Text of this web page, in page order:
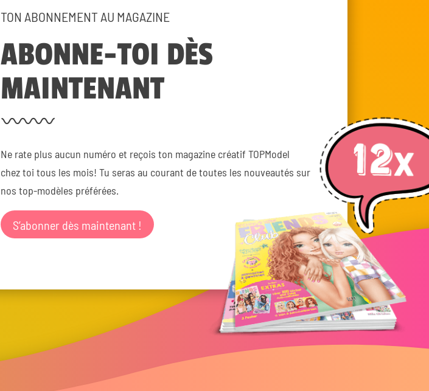
TON ABONNEMENT AU MAGAZINE
ABONNE-TOI DÈS
MAINTENANT
Ne rate plus aucun numéro et reçois ton magazine créatif TOPModel
chez toi tous les mois! Tu seras au courant de toutes les nouveautés sur
nos top-modèles préférées.
S’abonner dès maintenant !